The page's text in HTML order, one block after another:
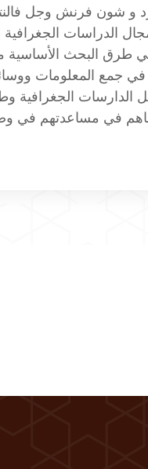
و شون فرنش وجل
الدراسات
طرق البحث الأساسية
في جمع المعلومات
الدارسات الجغرافية
في مساعدتهم في